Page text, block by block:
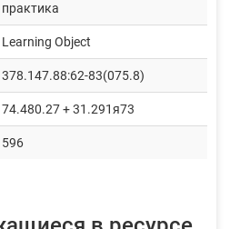
практика
Learning Object
378.147.88:62-83(075.8)
74.480.27 + 31.291я73
596